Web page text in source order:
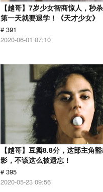
【越哥】7岁少女智商惊人，秒
第一天就要退学！《天才少女》
# 391
2020-06-01 07:10
【越哥】豆瓣8.8分，这部主角
影，不该这么被遗忘！
# 395
2020-05-23 09:56